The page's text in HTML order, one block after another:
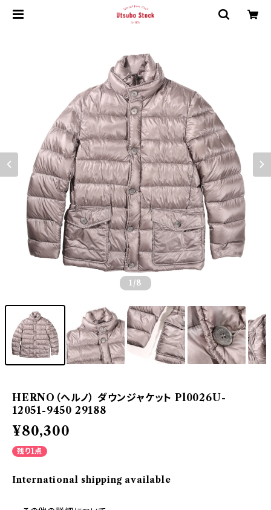
1 /8
HERNO（ヘルノ） ダウンジャケット Pl0026U-
12051-9450 29188
¥80,300
残り1点
International shipping available